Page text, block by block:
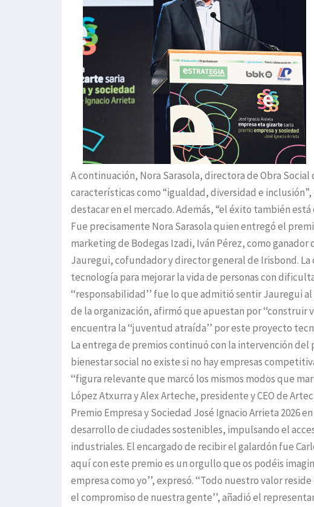
A continuación, Nora Sarasola, directora de Obra
características como “igualdad, diversidad e
destacar en el mercado. Además, “el éxito también está
Fue precisamente Nora Sarasola quien entregó el
marketing de Bodegas Izadi, Iván Pérez, como
Jauregui, cofundador y director general de Irisbond.
tecnología para mejorar la vida de personas con
‘‘responsabilidad’’ fue lo que admitió sentir Jauregui
de la organización, afirmó que apuestan por
encuentra la ‘‘juventud atraída’’ por este proyecto
La entrega de premios continuó con la intervención del
bienestar social no existe si no hay empresas
‘‘figura relevante que marcó los mismos modos que
López Atxurra y Alex Arteche, presidente y CEO de
Premio Empresa y Sociedad José Ignacio Arrieta 2026
desarrollo de ciudades sostenibles, impulsando el
industriales. El encargado de recibir el galardón fue
aquí con este premio es un orgullo que os podéis
empresa como yo’’, expresó. ‘‘Todo nuestro valor
el compromiso de nuestra gente’’, añadió el